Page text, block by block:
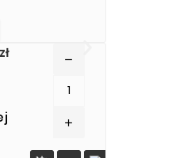
Cena
remove
add